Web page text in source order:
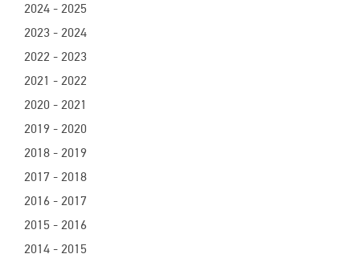
2024 - 2025
2023 - 2024
2022 - 2023
2021 - 2022
2020 - 2021
2019 - 2020
2018 - 2019
2017 - 2018
2016 - 2017
2015 - 2016
2014 - 2015